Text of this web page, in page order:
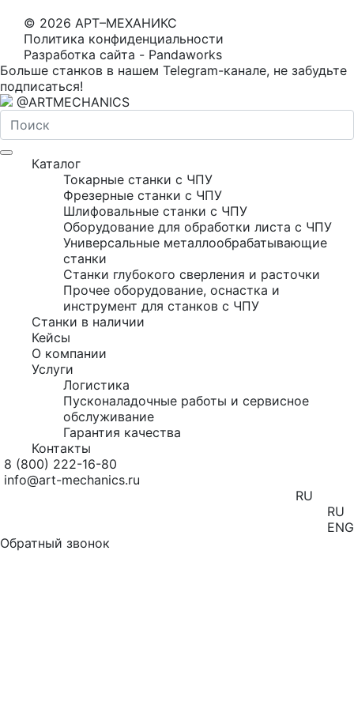
© 2026 АРТ–МЕХАНИКС
Политика конфиденциальности
Разработка сайта - Pandaworks
Больше станков в нашем Telegram-канале, не забудьте
подписаться!
@ARTMECHANICS
Каталог
Токарные станки с ЧПУ
Фрезерные станки с ЧПУ
Шлифовальные станки с ЧПУ
Оборудование для обработки листа с ЧПУ
Универсальные металлообрабатывающие
станки
Станки глубокого сверления и расточки
Прочее оборудование, оснастка и
инструмент для станков с ЧПУ
Станки в наличии
Кейсы
О компании
Услуги
Логистика
Пусконаладочные работы и сервисное
обслуживание
Гарантия качества
Контакты
8 (800) 222-16-80
info@art-mechanics.ru
RU
RU
ENG
Обратный звонок